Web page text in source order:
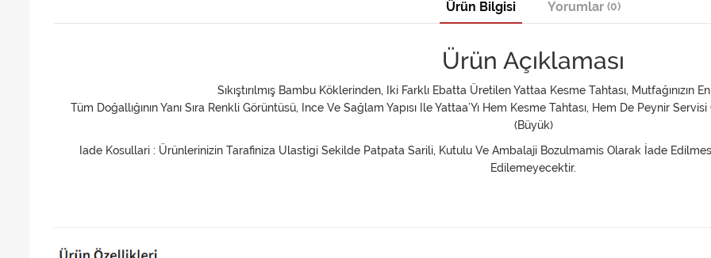
Ürün Bilgisi Yorumlar (0)
Ürün Açıklaması
Sıkıştırılmış Bambu Köklerinden, Iki Farklı Ebatta Üretilen Yattaa Kesme Tahtası, Mutfağınızın
Tüm Doğallığının Yanı Sıra Renkli Görüntüsü, Ince Ve Sağlam Yapısı Ile Yattaa’Yı Hem Kesme Tahtası, Hem De Peynir
(Büyük)
Iade Kosullari : Ürünlerinizin Tarafiniza Ulastigi Sekilde Patpata Sarili, Kutulu Ve Ambalaji Bozulmamis Olarak İade
Edilemeyecektir.